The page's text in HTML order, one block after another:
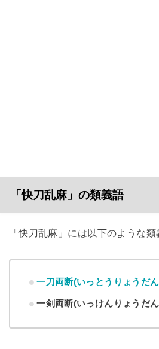
「快刀乱麻」の類義語
「快刀乱麻」には以下のような類
一刀両断(いっとうりょうだ
一剣両断(いっけんりょうだ